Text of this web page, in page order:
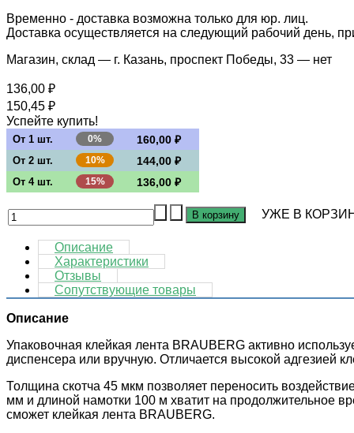
Временно - доставка возможна только для юр. лиц.
Доставка осуществляется на следующий рабочий день,
Магазин, склад — г. Казань, проспект Победы, 33 — нет
136,00 ₽
150,45 ₽
Успейте купить!
От 1 шт. 0% 160,00 ₽
От 2 шт. 10% 144,00 ₽
От 4 шт. 15% 136,00 ₽
УЖЕ В
Описание
Характеристики
Отзывы
Сопутствующие товары
Описание
Упаковочная клейкая лента BRAUBERG активно
диспенсера или вручную. Отличается высокой адгезией
Толщина скотча 45 мкм позволяет переносить
мм и длиной намотки 100 м хватит на продолжительное
сможет клейкая лента BRAUBERG.